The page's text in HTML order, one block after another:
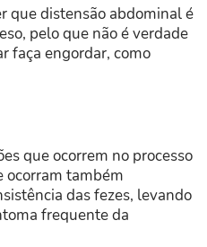
que distensão abdominal é
pelo que não é verdade
faça engordar, como
que ocorrem no processo
ocorram também
das fezes, levando
frequente da